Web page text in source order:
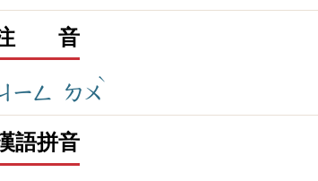
音
ㄧㄥ ㄉㄨ
ˋ
語拼音